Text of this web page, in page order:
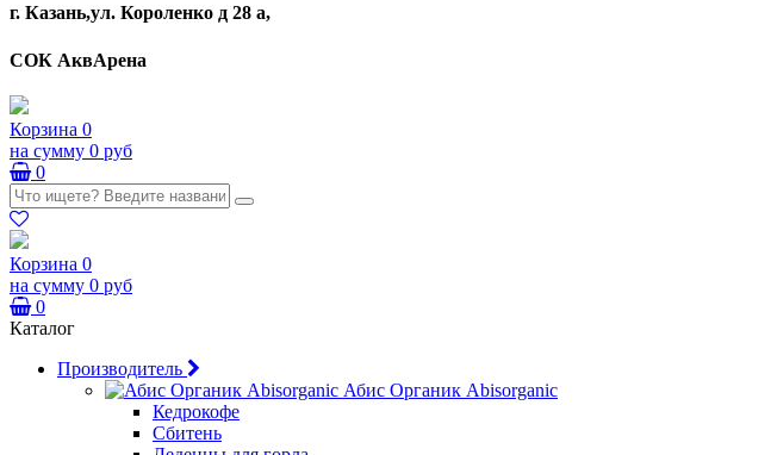
г. Казань,ул. Короленко д 28 а,
СОК АквАрена
Корзина 0
на сумму 0 руб
0
Корзина 0
на сумму 0 руб
0
Каталог
Производитель
Абис Органик Abisorganic
Кедрокофе
Сбитень